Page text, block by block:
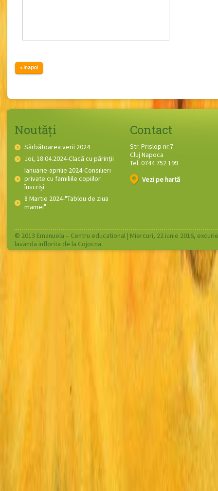
« inapoi
Noutăți
Sărbătoarea verii 2024
Joi, 18.04.2024-Clacă cu părinții
Ianuarie-aprilie 2024-Consilieri
private cu familiile copiilor
înscriși.
8 Martie 2024-"Tablou de ziua
mamei"
Contact
Str. Prislop nr.7
Cluj Napoca
Tel. 0744 752 199
Vezi pe hartă
© 2013 Emanuela – Centru educational | Miercuri, 22 iunie 2016,
lavanda inflorita de la Cojocna.